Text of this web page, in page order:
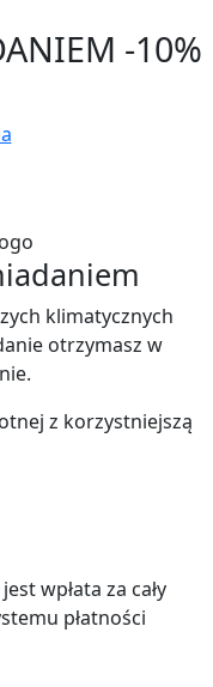
-10%
klimatycznych
otrzymasz w
z korzystniejszą
wpłata za cały
płatności